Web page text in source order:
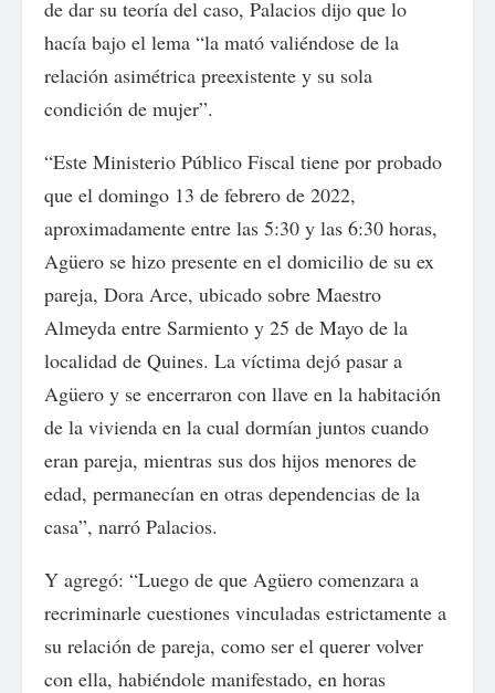
de dar su teoría del caso, Palacios dijo que lo
hacía bajo el lema “la mató valiéndose de la
relación asimétrica preexistente y su sola
condición de mujer”.
“Este Ministerio Público Fiscal tiene por probado
que el domingo 13 de febrero de 2022,
aproximadamente entre las 5:30 y las 6:30 horas,
Agüero se hizo presente en el domicilio de su ex
pareja, Dora Arce, ubicado sobre Maestro
Almeyda entre Sarmiento y 25 de Mayo de la
localidad de Quines. La víctima dejó pasar a
Agüero y se encerraron con llave en la habitación
de la vivienda en la cual dormían juntos cuando
eran pareja, mientras sus dos hijos menores de
edad, permanecían en otras dependencias de la
casa”, narró Palacios.
Y agregó: “Luego de que Agüero comenzara a
recriminarle cuestiones vinculadas estrictamente a
su relación de pareja, como ser el querer volver
con ella, habiéndole manifestado, en horas